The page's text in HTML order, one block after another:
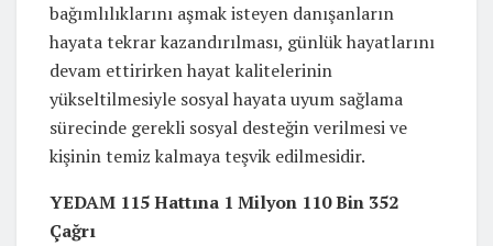
bağımlılıklarını aşmak isteyen danışanların
hayata tekrar kazandırılması, günlük hayatlarını
devam ettirirken hayat kalitelerinin
yükseltilmesiyle sosyal hayata uyum sağlama
sürecinde gerekli sosyal desteğin verilmesi ve
kişinin temiz kalmaya teşvik edilmesidir.
YEDAM 115 Hattına 1 Milyon 110 Bin 352
Çağrı